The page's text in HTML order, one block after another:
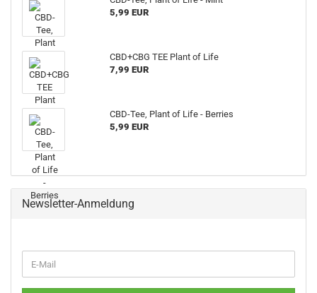
5,99 EUR
CBD+CBG TEE Plant of Life
7,99 EUR
CBD-Tee, Plant of Life - Berries
5,99 EUR
Newsletter-Anmeldung
ZUR
E-
Mail